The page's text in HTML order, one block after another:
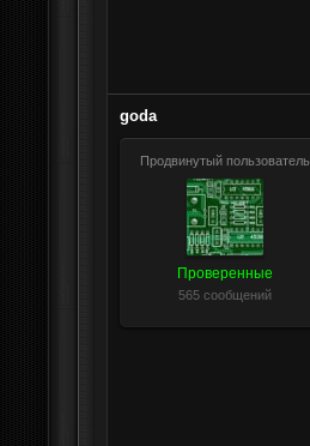
goda
Продвинутый пользователь
Проверенные
565 сообщений